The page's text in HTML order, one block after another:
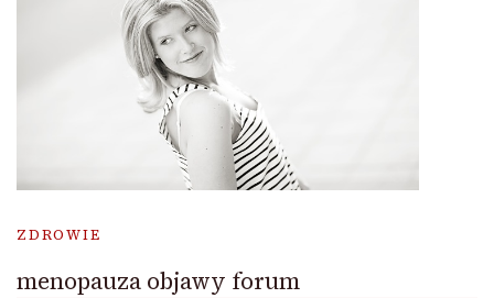
ZDROWIE
menopauza objawy forum